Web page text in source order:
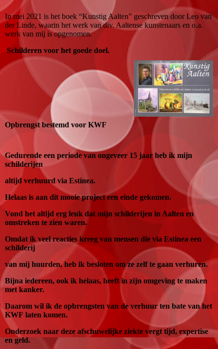
In mei 2021 is het boek “Kunstig Aalten” geschreven door Leo van
der Linde, waarin het werk van div. Aaltense kunstenaars en o.a.
werk van mij is opgenomen.
Schilderen voor het goede doel.
Opbrengst bestemd voor KWF
Gedurende een periode van ongeveer 15 jaar heb ik mijn
schilderijen
altijd verhuurd via Estinea.
Helaas is aan dit mooie project een einde gekomen.
Vond het altijd erg leuk dat mijn schilderijen in Aalten en
omstreken te zien waren.
Omdat ik veel reacties kreeg van mensen die via Estinea een
schilderij
van mij huurden, heb ik besloten om ze zelf te gaan verhuren.
Bijna iedereen, ook ik helaas, heeft in zijn omgeving te maken
met kanker.
Daarom wil ik de opbrengsten van de verhuur ten bate van het
KWF laten komen.
Onderzoek naar deze afschuwelijke ziekte vergt tijd, expertise
en geld.